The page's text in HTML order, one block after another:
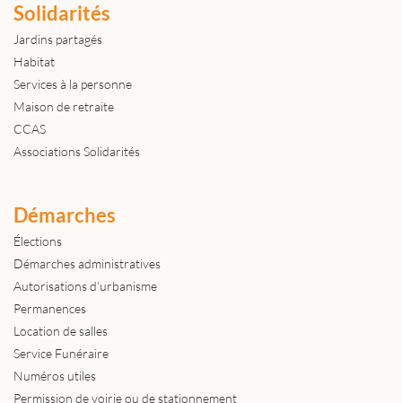
Solidarités
Jardins partagés
Habitat
Services à la personne
Maison de retraite
CCAS
Associations Solidarités
Démarches
Élections
Démarches administratives
Autorisations d'urbanisme
Permanences
Location de salles
Service Funéraire
Numéros utiles
Permission de voirie ou de stationnement